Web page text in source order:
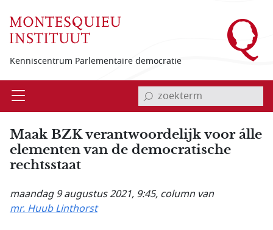
Kenniscentrum Parlementaire democratie
Open invoerveld zoekterm
Maak BZK verantwoordelijk voor álle
elementen van de democratische
rechtsstaat
maandag 9 augustus 2021, 9:45, column van
mr. Huub Linthorst